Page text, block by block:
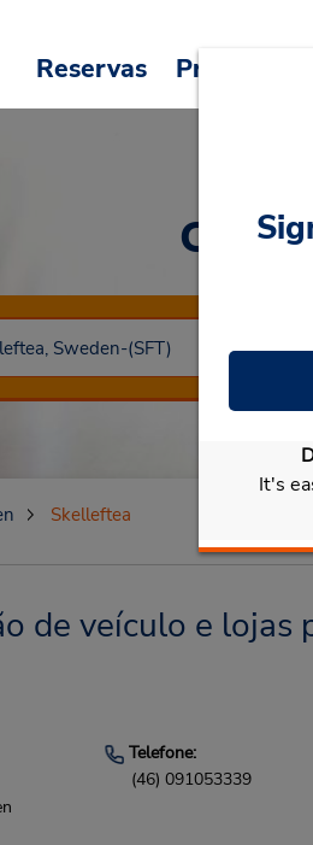
Reservas Promoções
Car
It's
Skelleftea
de veículo e lojas
Telefone:
(46) 091053339